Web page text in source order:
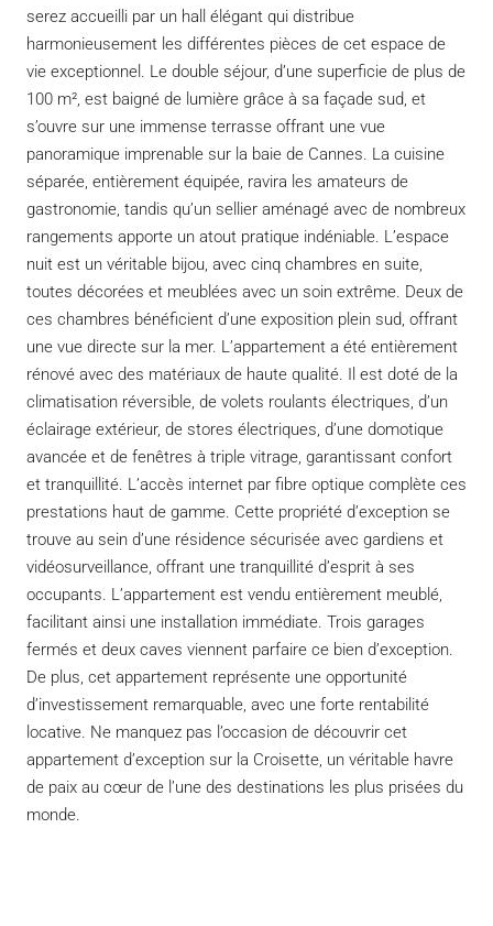
serez accueilli par un hall élégant qui distribue
harmonieusement les différentes pièces de cet espace de
vie exceptionnel. Le double séjour, d’une superficie de plus de
100 m², est baigné de lumière grâce à sa façade sud, et
s’ouvre sur une immense terrasse offrant une vue
panoramique imprenable sur la baie de Cannes. La cuisine
séparée, entièrement équipée, ravira les amateurs de
gastronomie, tandis qu’un sellier aménagé avec de nombreux
rangements apporte un atout pratique indéniable. L’espace
nuit est un véritable bijou, avec cinq chambres en suite,
toutes décorées et meublées avec un soin extrême. Deux de
ces chambres bénéficient d’une exposition plein sud, offrant
une vue directe sur la mer. L’appartement a été entièrement
rénové avec des matériaux de haute qualité. Il est doté de la
climatisation réversible, de volets roulants électriques, d’un
éclairage extérieur, de stores électriques, d’une domotique
avancée et de fenêtres à triple vitrage, garantissant confort
et tranquillité. L’accès internet par fibre optique complète ces
prestations haut de gamme. Cette propriété d’exception se
trouve au sein d’une résidence sécurisée avec gardiens et
vidéosurveillance, offrant une tranquillité d’esprit à ses
occupants. L’appartement est vendu entièrement meublé,
facilitant ainsi une installation immédiate. Trois garages
fermés et deux caves viennent parfaire ce bien d’exception.
De plus, cet appartement représente une opportunité
d’investissement remarquable, avec une forte rentabilité
locative. Ne manquez pas l’occasion de découvrir cet
appartement d’exception sur la Croisette, un véritable havre
de paix au cœur de l’une des destinations les plus prisées du
monde.